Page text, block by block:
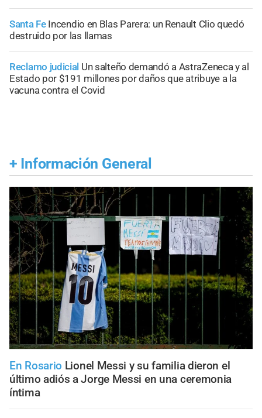
Santa Fe Incendio en Blas Parera: un Renault Clio quedó
destruido por las llamas
Reclamo judicial Un salteño demandó a AstraZeneca y al
Estado por $191 millones por daños que atribuye a la
vacuna contra el Covid
+ Información General
En Rosario Lionel Messi y su familia dieron el
último adiós a Jorge Messi en una ceremonia
íntima